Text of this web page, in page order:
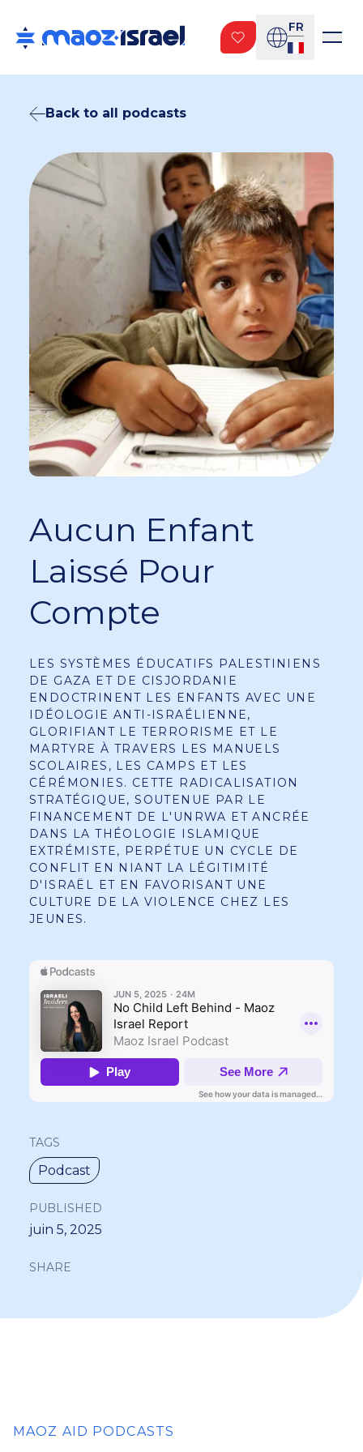
FR
Back to all podcasts
Aucun Enfant
Laissé Pour
Compte
LES SYSTÈMES ÉDUCATIFS PALESTINIENS
DE GAZA ET DE CISJORDANIE
ENDOCTRINENT LES ENFANTS AVEC UNE
IDÉOLOGIE ANTI-ISRAÉLIENNE,
GLORIFIANT LE TERRORISME ET LE
MARTYRE À TRAVERS LES MANUELS
SCOLAIRES, LES CAMPS ET LES
CÉRÉMONIES. CETTE RADICALISATION
STRATÉGIQUE, SOUTENUE PAR LE
FINANCEMENT DE L'UNRWA ET ANCRÉE
DANS LA THÉOLOGIE ISLAMIQUE
EXTRÉMISTE, PERPÉTUE UN CYCLE DE
CONFLIT EN NIANT LA LÉGITIMITÉ
D'ISRAËL ET EN FAVORISANT UNE
CULTURE DE LA VIOLENCE CHEZ LES
JEUNES.
TAGS
Podcast
PUBLISHED
juin 5, 2025
SHARE
MAOZ AID PODCASTS